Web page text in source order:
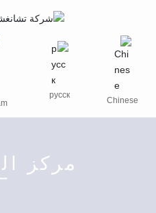
Chinese
русск
مركز